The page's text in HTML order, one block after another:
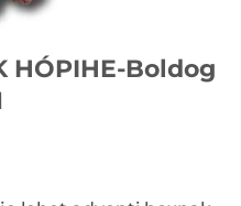
HÓPIHE-Boldog